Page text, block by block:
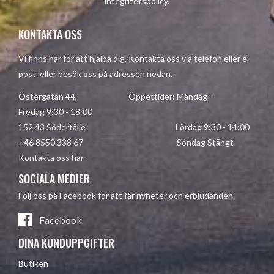
KONTAKTA OSS
Vi finns här för att hjälpa dig. Kontakta oss via telefon eller e-
post, eller besök oss på adressen nedan.
Östergatan 44, Öppettider: Måndag -
Fredag 9:30 - 18:00
152 43 Södertälje Lördag 9:30 - 14:00
+46 8550 338 67 Söndag Stängt
Kontakta oss här
SOCIALA MEDIER
Följ oss på Facebook för att får nyheter och erbjudanden.
Facebook
DINA KUNDUPPGIFTER
Butiken